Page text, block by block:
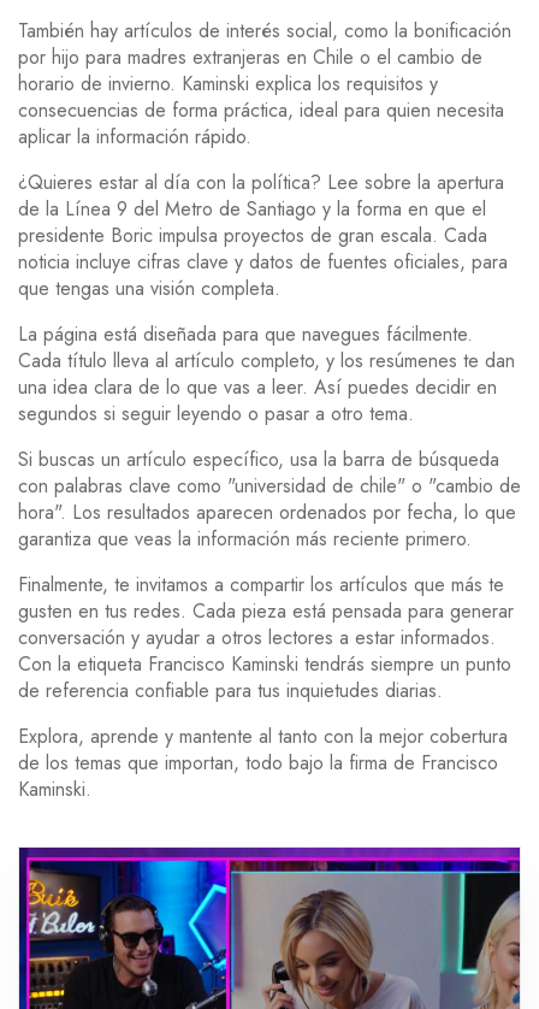
También hay artículos de interés social, como la bonificación
por hijo para madres extranjeras en Chile o el cambio de
horario de invierno. Kaminski explica los requisitos y
consecuencias de forma práctica, ideal para quien necesita
aplicar la información rápido.
¿Quieres estar al día con la política? Lee sobre la apertura
de la Línea 9 del Metro de Santiago y la forma en que el
presidente Boric impulsa proyectos de gran escala. Cada
noticia incluye cifras clave y datos de fuentes oficiales, para
que tengas una visión completa.
La página está diseñada para que navegues fácilmente.
Cada título lleva al artículo completo, y los resúmenes te dan
una idea clara de lo que vas a leer. Así puedes decidir en
segundos si seguir leyendo o pasar a otro tema.
Si buscas un artículo específico, usa la barra de búsqueda
con palabras clave como "universidad de chile" o "cambio de
hora". Los resultados aparecen ordenados por fecha, lo que
garantiza que veas la información más reciente primero.
Finalmente, te invitamos a compartir los artículos que más te
gusten en tus redes. Cada pieza está pensada para generar
conversación y ayudar a otros lectores a estar informados.
Con la etiqueta Francisco Kaminski tendrás siempre un punto
de referencia confiable para tus inquietudes diarias.
Explora, aprende y mantente al tanto con la mejor cobertura
de los temas que importan, todo bajo la firma de Francisco
Kaminski.